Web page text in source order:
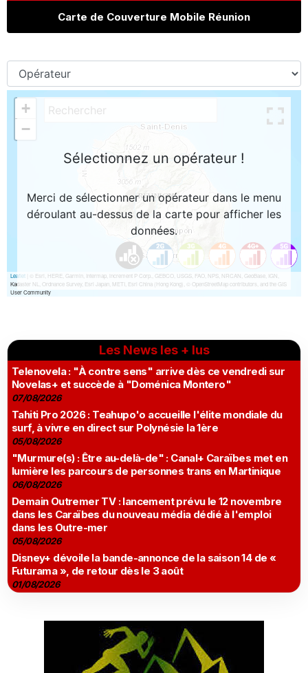
Carte de Couverture Mobile Réunion
Les News les + lus
Telenovela : "À contre sens" arrive dès ce vendredi sur
Novelas+ et succède à "Doménica Montero"
07/08/2026
Tahiti Pro 2026 : Teahupo'o accueille l'élite mondiale du
surf, à vivre en direct sur Polynésie la 1ère
05/08/2026
"Murmure(s) : Être au-delà-de" : Canal+ Caraïbes met en
lumière les parcours de personnes trans en Martinique
06/08/2026
Demain Outremer TV : lancement prévu le 12 novembre
dans les Caraïbes du nouveau média dédié à l'emploi
dans les Outre-mer
05/08/2026
Disney+ dévoile la bande-annonce de la saison 14 de «
Futurama », de retour dès le 3 août
01/08/2026